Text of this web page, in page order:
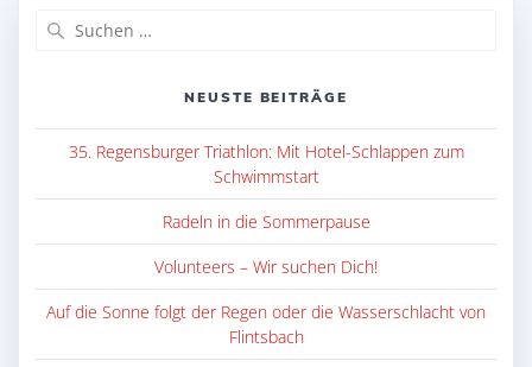
NEUSTE BEITRÄGE
35. Regensburger Triathlon: Mit Hotel-Schlappen zum
Schwimmstart
Radeln in die Sommerpause
Volunteers – Wir suchen Dich!
Auf die Sonne folgt der Regen oder die Wasserschlacht von
Flintsbach